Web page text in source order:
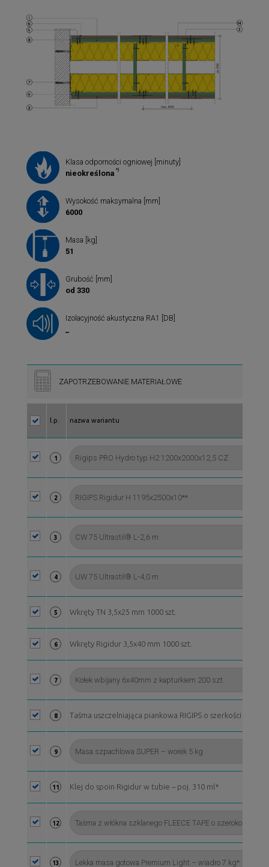
Klasa odporności ogniowej [minuty]
nieokreślona *)
Wysokość maksymalna [mm]
6000
Masa [kg]
51
Grubość [mm]
od 330
Izolacyjność akustyczna RA1 [DB]
ZAPOTRZEBOWANIE MATERIAŁOWE
l.p. nazwa wariantu
1
2
3
4
5 Wkręty TN 3,5x25 mm 1000 szt.
6 Wkręty Rigidur 3,5x40 mm 1000 szt.
7
8 Taśma uszczelniająca piankowa RIGIPS o szerkości 70
9
11 Klej do spoin Rigidur w tubie – poj. 310 ml*
12
13